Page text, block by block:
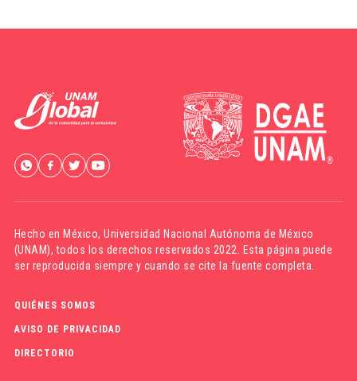
Hecho en México,Universidad Nacional Autónoma de México
(UNAM), todos los derechos reservados 2022. Esta página puede
ser reproducida siempre y cuando se cite la fuente completa.
QUIÉNES SOMOS
AVISO DE PRIVACIDAD
DIRECTORIO